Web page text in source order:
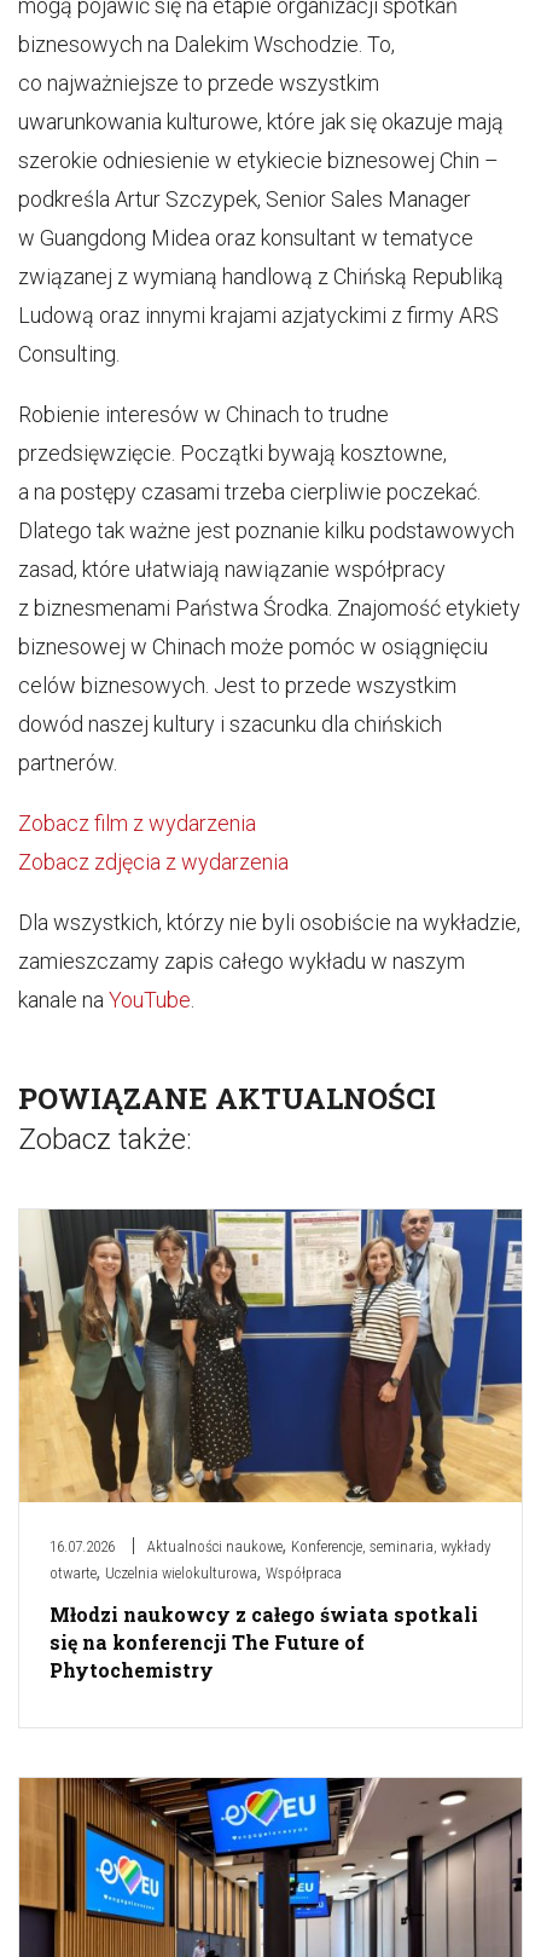
mogą pojawić się na etapie organizacji spotkań
biznesowych na Dalekim Wschodzie. To,
co najważniejsze to przede wszystkim
uwarunkowania kulturowe, które jak się okazuje mają
szerokie odniesienie w etykiecie biznesowej Chin –
podkreśla Artur Szczypek, Senior Sales Manager
w Guangdong Midea oraz konsultant w tematyce
związanej z wymianą handlową z Chińską Republiką
Ludową oraz innymi krajami azjatyckimi z firmy ARS
Consulting.
Robienie interesów w Chinach to trudne
przedsięwzięcie. Początki bywają kosztowne,
a na postępy czasami trzeba cierpliwie poczekać.
Dlatego tak ważne jest poznanie kilku podstawowych
zasad, które ułatwiają nawiązanie współpracy
z biznesmenami Państwa Środka. Znajomość etykiety
biznesowej w Chinach może pomóc w osiągnięciu
celów biznesowych. Jest to przede wszystkim
dowód naszej kultury i szacunku dla chińskich
partnerów.
Zobacz film z wydarzenia
Zobacz zdjęcia z wydarzenia
Dla wszystkich, którzy nie byli osobiście na wykładzie,
zamieszczamy zapis całego wykładu w naszym
kanale na YouTube
POWIĄZANE AKTUALNOŚCI
Zobacz także:
16.07.2026 Aktualności naukowe, Konferencje, seminaria, wykłady
otwarte, Uczelnia wielokulturowa, Współpraca
Młodzi naukowcy z całego świata spotkali
się na konferencji The Future of
Phytochemistry